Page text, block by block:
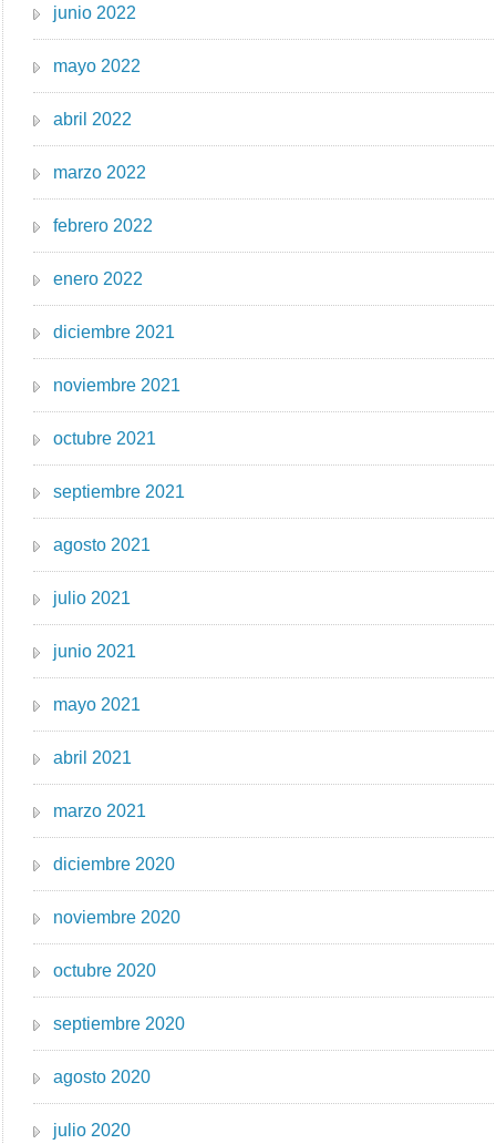
junio 2022
mayo 2022
abril 2022
marzo 2022
febrero 2022
enero 2022
diciembre 2021
noviembre 2021
octubre 2021
septiembre 2021
agosto 2021
julio 2021
junio 2021
mayo 2021
abril 2021
marzo 2021
diciembre 2020
noviembre 2020
octubre 2020
septiembre 2020
agosto 2020
julio 2020